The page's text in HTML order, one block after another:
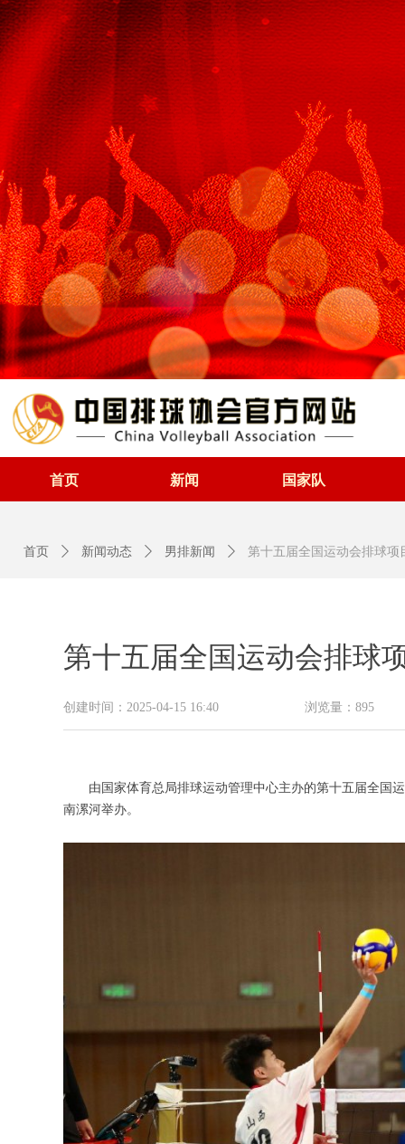
首页 新闻 国家队
第十五届全国运动会排球
由国家体育总局排球运动管理中心主办的第十五届全国运
南漯河举办。
创建时间： 2025-04-15 16:40 浏览量： 895
首页 ꄲ 新闻动态 ꄲ 男排新闻 ꄲ 第十五届全国运动会排球项